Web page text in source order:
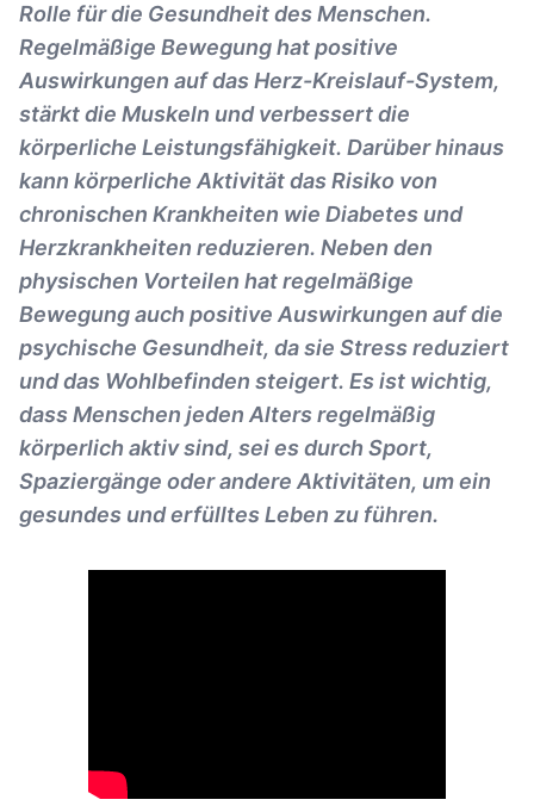
Rolle für die Gesundheit des Menschen.
Regelmäßige Bewegung hat positive
Auswirkungen auf das Herz-Kreislauf-System,
stärkt die Muskeln und verbessert die
körperliche Leistungsfähigkeit. Darüber hinaus
kann körperliche Aktivität das Risiko von
chronischen Krankheiten wie Diabetes und
Herzkrankheiten reduzieren. Neben den
physischen Vorteilen hat regelmäßige
Bewegung auch positive Auswirkungen auf die
psychische Gesundheit, da sie Stress reduziert
und das Wohlbefinden steigert. Es ist wichtig,
dass Menschen jeden Alters regelmäßig
körperlich aktiv sind, sei es durch Sport,
Spaziergänge oder andere Aktivitäten, um ein
gesundes und erfülltes Leben zu führen.